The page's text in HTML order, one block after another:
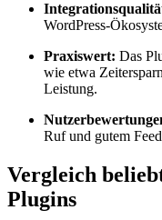
WordPress-
Praxiswert: Das
wie etwa
Leistung.
Ruf und gutem
Vergleich
Plugins